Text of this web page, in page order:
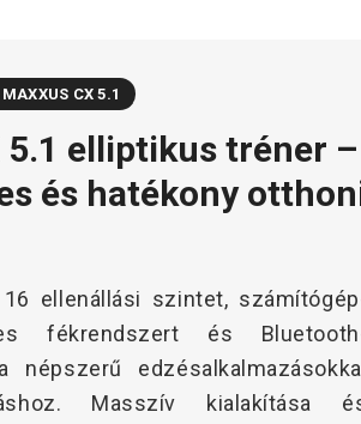
CX 5.1
5.1 elliptikus tréner –
és hatékony
16 ellenállási szintet,
fékrendszert és
népszerű edzésalkalmazásokkal
Masszív kialakítása